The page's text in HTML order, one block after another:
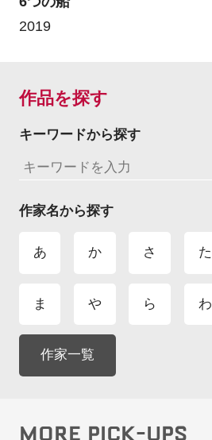
2019
作品を探す
キーワードから探す
作家名から探す
あ か さ た
ま や ら わ
作家一覧
MORE PICK-UPS